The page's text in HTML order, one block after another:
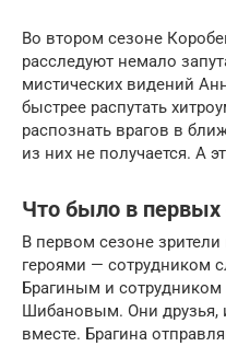
Во втором сезоне
расследуют немало
мистических видений
быстрее распутать
распознать врагов в
из них не получается. А
Что было в первых
В первом сезоне
героями — сотрудником
Брагиным и
Шибановым. Они друзья,
вместе. Брагина